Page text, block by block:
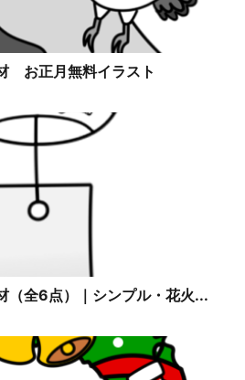
お正月無料イラスト
（全6点）｜シンプル・花火...